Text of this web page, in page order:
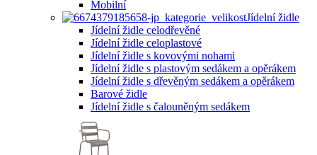
Mobilní
Jídelní židle
Jídelní židle celodřevěné
Jídelní židle celoplastové
Jídelní židle s kovovými nohami
Jídelní židle s plastovým sedákem a opěrákem
Jídelní židle s dřevěným sedákem a opěrákem
Barové židle
Jídelní židle s čalouněným sedákem